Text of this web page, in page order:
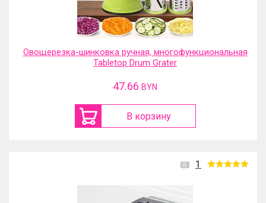
Овощерезка-шинковка ручная, многофункциональная
Tabletop Drum Grater
47.66 BYN
В корзину
1